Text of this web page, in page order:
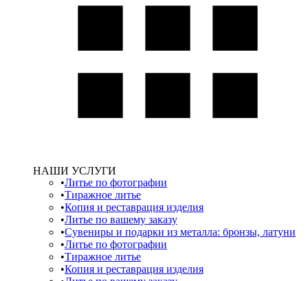
НАШИ УСЛУГИ
Литье по фотографии
Тиражное литье
Копия и реставрация изделия
Литье по вашему заказу
Сувениры и подарки из металла: бронзы, латуни
Литье по фотографии
Тиражное литье
Копия и реставрация изделия